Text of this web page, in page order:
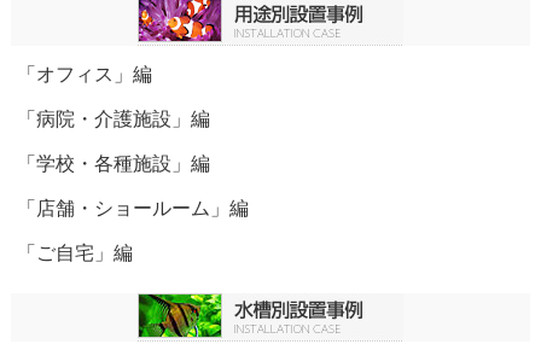
「オフィス」編
「病院・介護施設」編
「学校・各種施設」編
「店舗・ショールーム」編
「ご自宅」編